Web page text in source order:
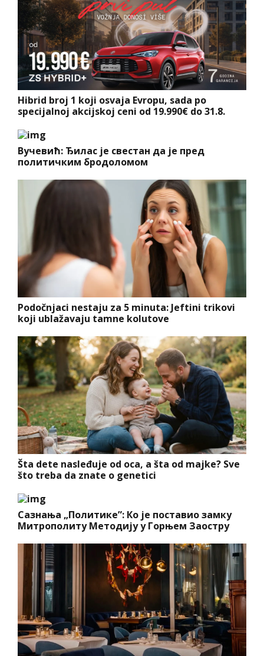
Hibrid broj 1 koji osvaja Evropu, sada po
specijalnoj akcijskoj ceni od 19.990€ do 31.8.
Вучевић: Ђилас је свестан да је пред
политичким бродоломом
Podočnjaci nestaju za 5 minuta: Jeftini trikovi
koji ublažavaju tamne kolutove
Šta dete nasleđuje od oca, a šta od majke? Sve
što treba da znate o genetici
Сазнања „Политике”: Ко је поставио замку
Митрополиту Методију у Горњем Заостру